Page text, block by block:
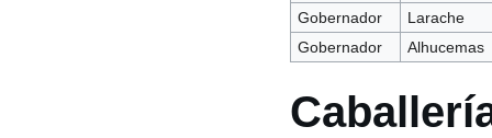
Gobernador
Larache
Gobernador
Alhucemas